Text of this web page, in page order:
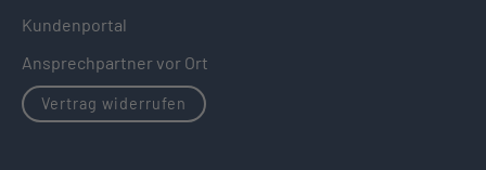
Kundenportal
Ansprechpartner vor Ort
Vertrag widerrufen